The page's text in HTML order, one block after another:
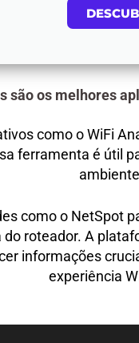
são os melhores
como o WiFi
ferramenta é útil
como o NetSpot
roteador. A
informações
experiência